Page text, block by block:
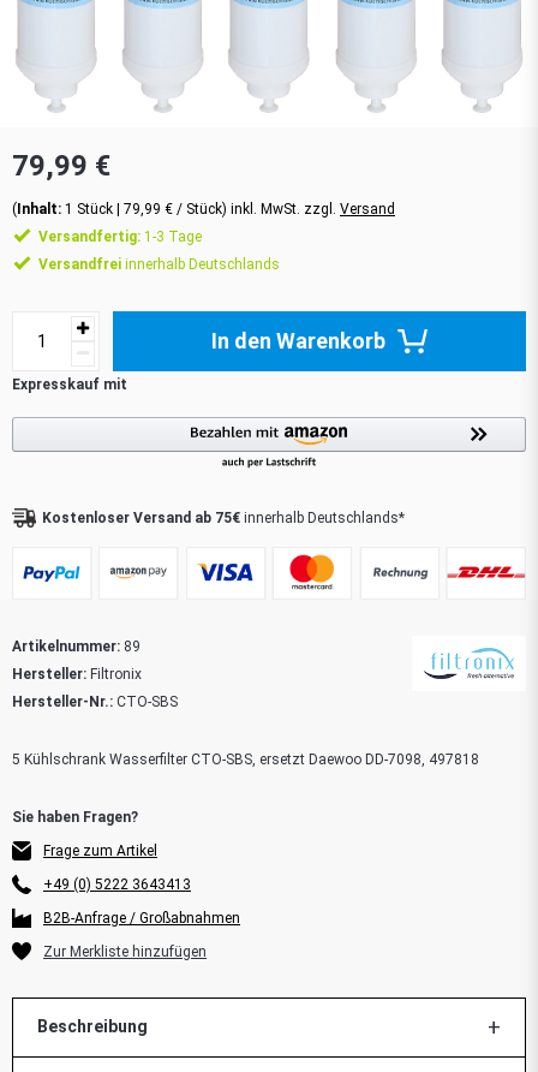
Artikelnummer: 89
Hersteller: Filtronix
Hersteller-Nr.: CTO-SBS
5 Kühlschrank Wasserfilter CTO-SBS, ersetzt Daewoo DD-7098, 497818
Frage zum Artikel
+49 (0) 5222 3643413
B2B-Anfrage / Großabnahmen
79,99 €
(Inhalt: 1 Stück | 79,99 € / Stück) inkl. MwSt. zzgl. Versand
Versandfertig: 1-3 Tage
Versandfrei innerhalb Deutschlands
In den Warenkorb
Kostenloser Versand ab 75€ innerhalb Deutschlands*
Beschreibung